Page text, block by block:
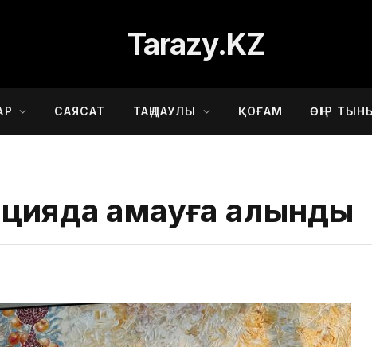
Tarazy.KZ
САЯСАТ ТАҢДАУЛЫ ҚОҒАМ ӨҢІР
қамауға алынды